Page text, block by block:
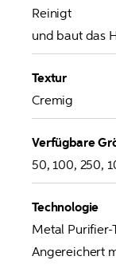
Reinigt
und baut das
Textur
Cremig
Verfügbare
50, 100, 250,
Technologie
Metal Purifier-
Angereichert